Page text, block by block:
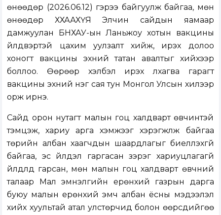
өнөөдөр (2026.06.12) гэрээ байгуулж байгаа, мөн
өнөөдөр ХХААХҮЯ Элчин сайдын яамаар
дамжуулан БНХАУ-ын Ланьжоу хотын вакцины
үйлдвэртэй цахим уулзалт хийж, ирэх долоо
хоногт вакцины эхний татан авалтыг хийхээр
боллоо. Өөрөөр хэлбэл ирэх лхагва гарагт
вакцины эхний нэг сая тун Монгол Улсын хилээр
орж ирнэ.
Сайд орон нутагт малын гоц халдварт өвчинтэй
тэмцэж, хариу арга хэмжээг хэрэгжүүлж байгаа
төрийн албан хаагчдын шаардлагыг биелүүлэхгүй
байгаа, эс үйлдэл гаргасан зэрэг хариуцлагагүй
үйлдлүүд гарсан, мөн малын гоц халдварт өвчний
талаар Мал эмнэлгийн ерөнхий газрын дарга
буюу малын ерөнхий эмч албан ёсны мэдээлэл
хийх хуультай атал улстөрчид болон өөрсдийгөө